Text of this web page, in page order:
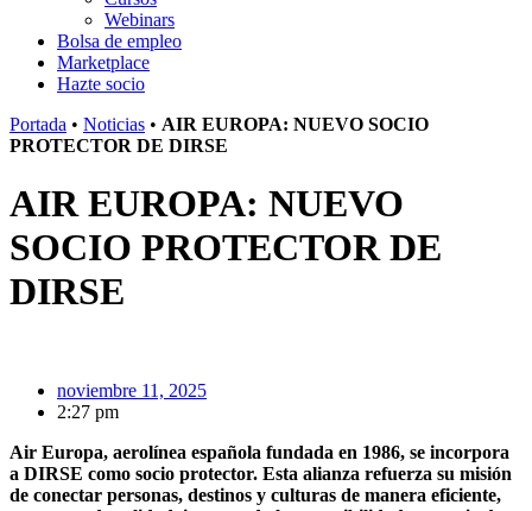
Webinars
Bolsa de empleo
Marketplace
Hazte socio
Portada • Noticias • AIR EUROPA: NUEVO SOCIO
PROTECTOR DE DIRSE
AIR EUROPA: NUEVO
SOCIO PROTECTOR DE
DIRSE
noviembre 11, 2025
2:27 pm
Air Europa, aerolínea española fundada en 1986, se incorpora
a DIRSE como socio protector. Esta alianza refuerza su misión
de conectar personas, destinos y culturas de manera eficiente,